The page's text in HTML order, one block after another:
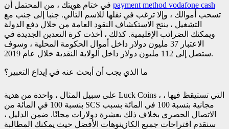
payment method vodafone cash
تسحب أموالك ، وإلا ترغب في نقلها للاسم التالي. جنبا إلى جنب مع
التشغيل ، ينتج الاستكشاف النقود العامة من خلال دفع الدولة
ويمكنك الضرائب الإقليمية. كذلك ، أخذت كرة التعدين الجديدة في
الاعتبار 37 مليون دولار داخل أموال الحكومة المحلية ، وسوف
ستصل إلى 112 مليون دولار داخل الولاية النقدية خلال عام 2019.
ما الذي يجب أن أبحث عنه في إيداع التعبير؟
على سبيل المثال ، واحدة من هدية Luck Coins ، التي تستيقظ فيها ،
بنسبة 100 في المائة من SCS مجانية بنسبة 100 في المائة بسبب
الاتصال الحصري بخلاف ذلك بعشرة دولارات مجانًا. ضمن الدليل ،
سنقدم اقتراحات جميع الكازينوهات الأفضل حيث يمكنك المطالبة